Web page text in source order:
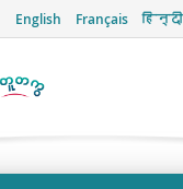
English Français हिन्दी